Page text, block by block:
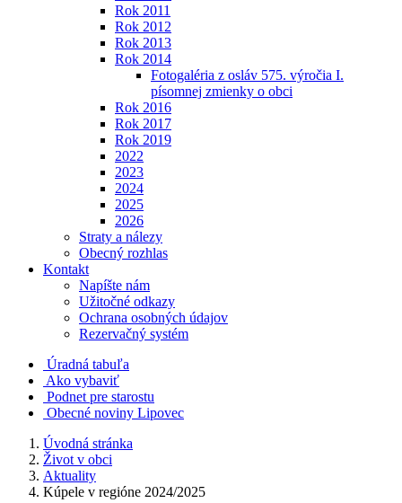
Rok 2011
Rok 2012
Rok 2013
Rok 2014
Fotogaléria z osláv 575. výročia I.
písomnej zmienky o obci
Rok 2016
Rok 2017
Rok 2019
2022
2023
2024
2025
2026
Straty a nálezy
Obecný rozhlas
Kontakt
Napíšte nám
Užitočné odkazy
Ochrana osobných údajov
Rezervačný systém
Úradná tabuľa
Ako vybaviť
Podnet pre starostu
Obecné noviny Lipovec
Úvodná stránka
Život v obci
Aktuality
Kúpele v regióne 2024/2025